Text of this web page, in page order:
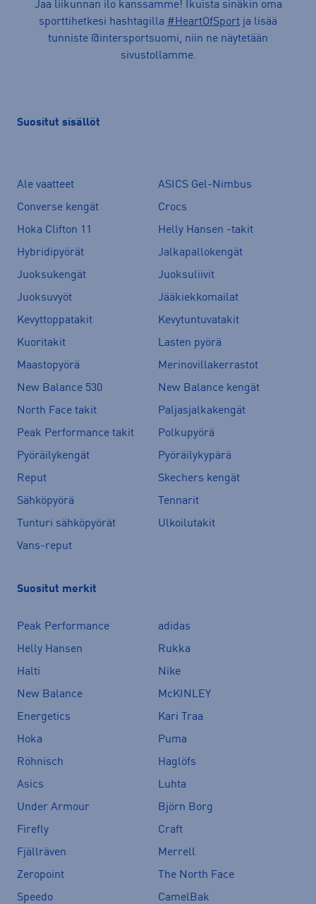
Jaa liikunnan ilo kanssamme! Ikuista sinäkin oma
sporttihetkesi hashtagilla #HeartOfSport ja lisää
tunniste @intersportsuomi, niin ne näytetään
sivustollamme.
Suositut sisällöt
Ale vaatteet
ASICS Gel-Nimbus
Converse kengät
Crocs
Hoka Clifton 11
Helly Hansen -takit
Hybridipyörät
Jalkapallokengät
Juoksukengät
Juoksuliivit
Juoksuvyöt
Jääkiekkomailat
Kevyttoppatakit
Kevytuntuvatakit
Kuoritakit
Lasten pyörä
Maastopyörä
Merinovillakerrastot
New Balance 530
New Balance kengät
North Face takit
Paljasjalkakengät
Peak Performance takit
Polkupyörä
Pyöräilykengät
Pyöräilykypärä
Reput
Skechers kengät
Sähköpyörä
Tennarit
Tunturi sähköpyörät
Ulkoilutakit
Vans-reput
Suositut merkit
Peak Performance
adidas
Helly Hansen
Rukka
Halti
Nike
New Balance
McKINLEY
Energetics
Kari Traa
Hoka
Puma
Röhnisch
Haglöfs
Asics
Luhta
Under Armour
Björn Borg
Firefly
Craft
Fjällräven
Merrell
Zeropoint
The North Face
Speedo
CamelBak